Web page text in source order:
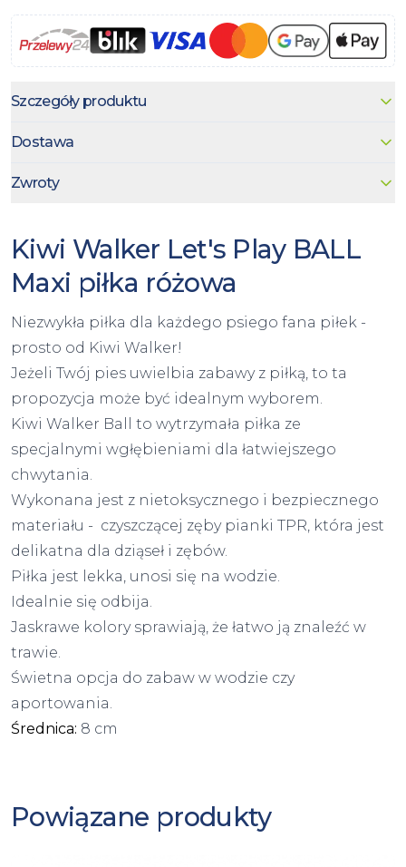
Szczegóły produktu
Dostawa
Zwroty
Kiwi Walker Let's Play BALL
Maxi piłka różowa
Niezwykła piłka dla każdego psiego fana piłek -
prosto od Kiwi Walker!
Jeżeli Twój pies uwielbia zabawy z piłką, to ta
propozycja może być idealnym wyborem.
Kiwi Walker Ball to wytrzymała piłka ze
specjalnymi wgłębieniami dla łatwiejszego
chwytania.
Wykonana jest z nietoksycznego i bezpiecznego
materiału - czyszczącej zęby pianki TPR, która jest
delikatna dla dziąseł i zębów.
Piłka jest lekka, unosi się na wodzie.
Idealnie się odbija.
Jaskrawe kolory sprawiają, że łatwo ją znaleźć w
trawie.
Świetna opcja do zabaw w wodzie czy
aportowania.
Średnica: 8 cm
Powiązane produkty